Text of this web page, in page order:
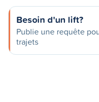
Besoin d'un lift?
Publie une requête
trajets